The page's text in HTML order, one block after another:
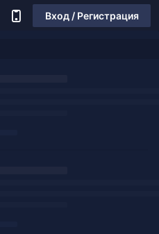
Вход / Регистрация